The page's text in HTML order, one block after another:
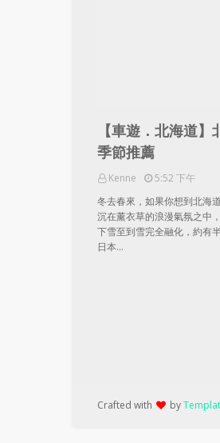
【車遊．北海道
季節推薦
Kenne
5:52 下午
冬去春來，如果你想到北海
沉在薰衣草的浪漫氣氛之中
下雪至到雪完全融化，約有
日本…
Crafted with by